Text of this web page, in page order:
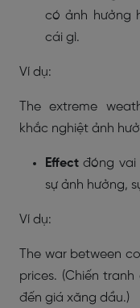
có ảnh hưởng
cái gì.
Ví dụ:
The extreme
khắc nghiệt ảnh
Effectđóng vai
sự ảnh hưởng,
Ví dụ:
The war between
prices. (Chiến
đến giá xăng dầu.)